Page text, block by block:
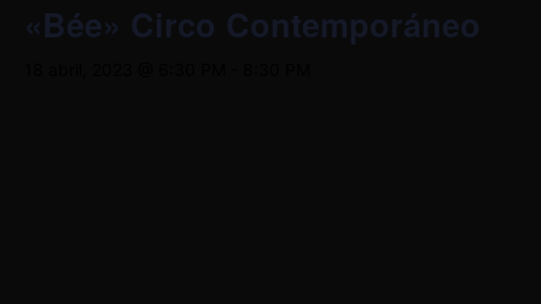
«Bée» Circo Contemporáneo